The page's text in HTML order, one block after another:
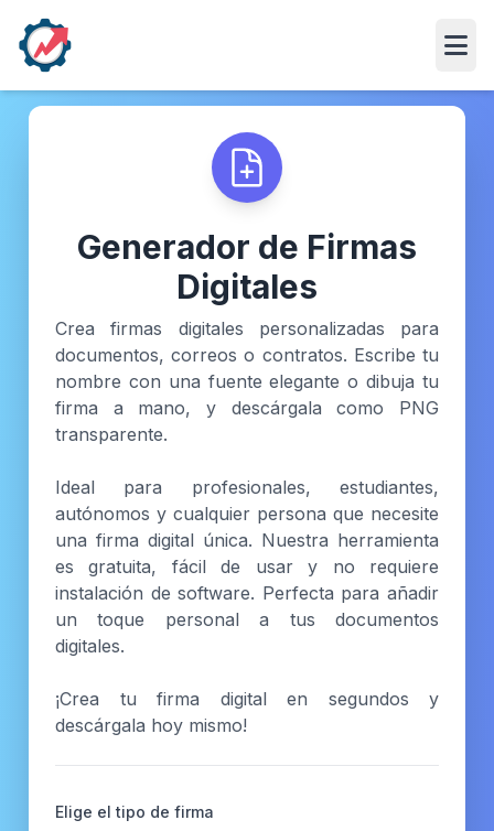
Generador de Firmas
Digitales
Crea firmas digitales personalizadas para
documentos, correos o contratos. Escribe tu
nombre con una fuente elegante o dibuja tu
firma a mano, y descárgala como PNG
transparente.
Ideal para profesionales, estudiantes,
autónomos y cualquier persona que necesite
una firma digital única. Nuestra herramienta
es gratuita, fácil de usar y no requiere
instalación de software. Perfecta para añadir
un toque personal a tus documentos
digitales.
¡Crea tu firma digital en segundos y
descárgala hoy mismo!
Elige el tipo de firma